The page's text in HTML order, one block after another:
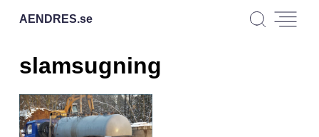
AENDRES.se
slamsugning